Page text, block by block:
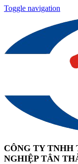
Toggle navigation
CÔNG TY
NGHIỆP TÂN